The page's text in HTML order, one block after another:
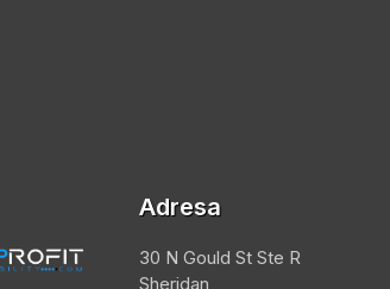
Adresa
30 N Gould St Ste R
Sheridan